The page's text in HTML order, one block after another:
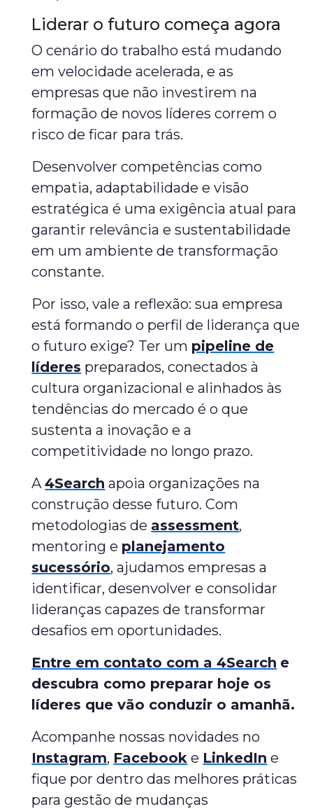
Liderar o futuro começa agora
O cenário do trabalho está mudando
em velocidade acelerada, e as
empresas que não investirem na
formação de novos líderes correm o
risco de ficar para trás.
Desenvolver competências como
empatia, adaptabilidade e visão
estratégica é uma exigência atual para
garantir relevância e sustentabilidade
em um ambiente de transformação
constante.
Por isso, vale a reflexão: sua empresa
está formando o perfil de liderança que
o futuro exige? Ter um pipeline de
líderes preparados, conectados à
cultura organizacional e alinhados às
tendências do mercado é o que
sustenta a inovação e a
competitividade no longo prazo.
A4Search apoia organizações na
construção desse futuro. Com
metodologias de assessment,
mentoring e planejamento
sucessório, ajudamos empresas a
identificar, desenvolver e consolidar
lideranças capazes de transformar
desafios em oportunidades.
Entre em contato com a 4Search e
descubra como preparar hoje os
líderes que vão conduzir o amanhã.
Acompanhe nossas novidades no
Instagram, Facebook e LinkedIn e
fique por dentro das melhores práticas
para gestão de mudanças